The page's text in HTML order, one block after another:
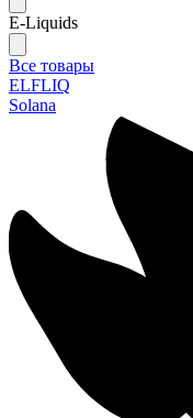
E-Liquids
Все товары
ELFLIQ
Solana